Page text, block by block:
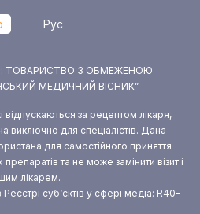
Рус
ТОВАРИСТВО З ОБМЕЖЕНОЮ
МЕДИЧНИЙ ВІСНИК”
відпускаються за рецептом лікаря,
виключно для спеціалістів. Дана
для самостійного приняття
та не може замінити візит і
лікарем.
суб‘єктів у сфері медіа: R40-